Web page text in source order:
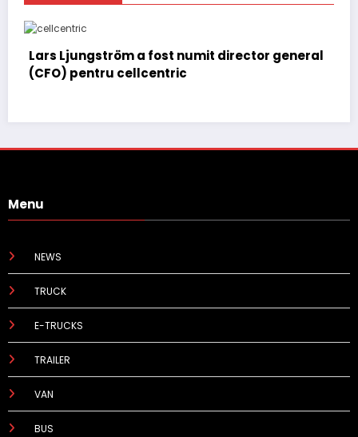
Lars Ljungström a fost numit director general
(CFO) pentru cellcentric
Menu
NEWS
TRUCK
E-TRUCKS
TRAILER
VAN
BUS